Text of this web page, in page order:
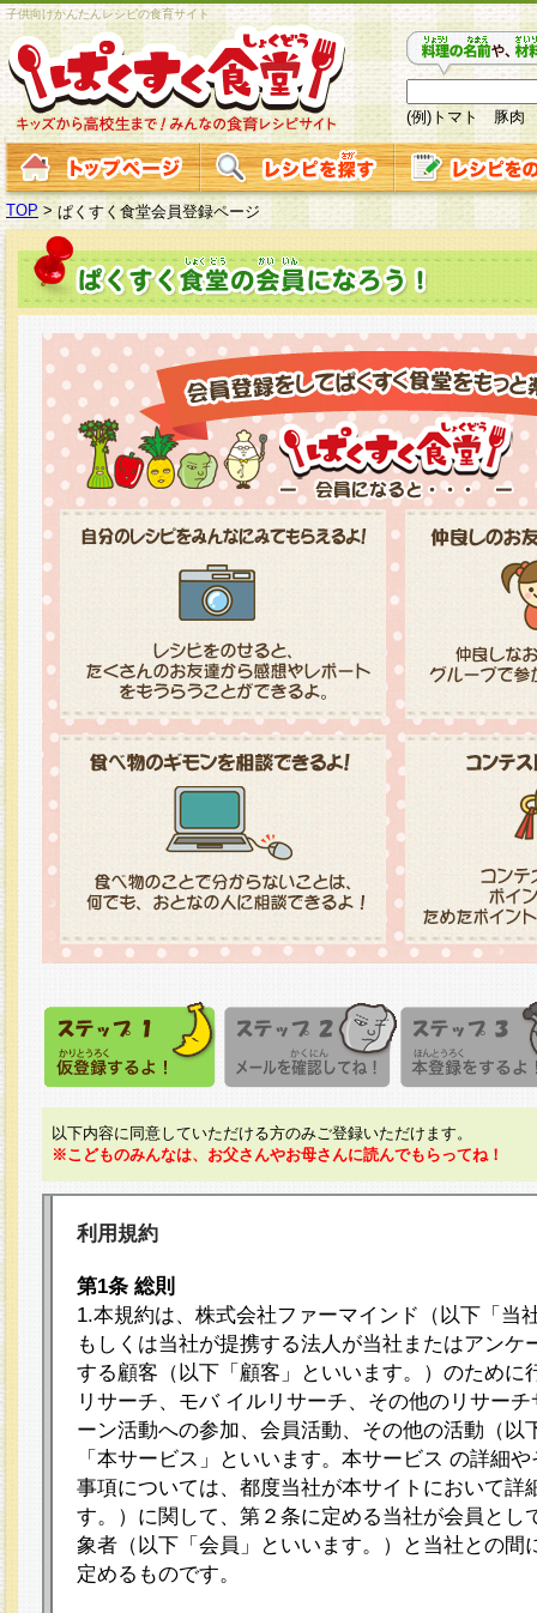
子供向けかんたんレシピの食育サイト
(例)トマト 豚肉
TOP > ぱくすく食堂会員登録ページ
以下内容に同意していただける方のみご登録いただけます。
※こどものみんなは、お父さんやお母さんに読んでもらってね！
利用規約
第1条 総則
1.本規約は、株式会社ファーマインド（以下「当
もしくは当社が提携する法人が当社またはアンケ
する顧客（以下「顧客」といいます。）のために
リサーチ、モバ イルリサーチ、その他のリサー
ーン活動への参加、会員活動、その他の活動（以
「本サービス」といいます。本サービス の詳細
事項については、都度当社が本サイトにおいて詳
す。）に関して、第２条に定める当社が会員とし
象者（以下「会員」といいます。）と当社との間
定めるものです。